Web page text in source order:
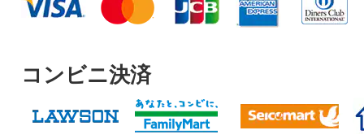
コンビニ決済